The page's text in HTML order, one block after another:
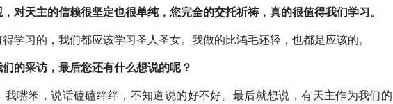
对天主的信赖很坚定也很单纯，您完全的交托祈祷，真的很值得我们学习。
得学习的，我们都应该学习圣人圣女。我做的比鸿毛还轻，也都是应该的。
的采访，最后您还有什么想说的呢？
我嘴笨，说话磕磕绊绊，不知道说的好不好。最后就想说，有天主作为我们的